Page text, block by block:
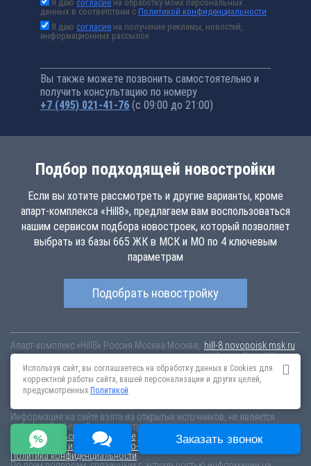
Я даюсогласие на обработку моих персональных
данных в соответствии сПолитикой конфиденциальности
Я даюсогласие на получение рекламы, новостей,
информационных рассылок
Вы также можете позвонить самостоятельно и
получить консультацию по номеру
+7 (495) 021-41-76 (с 09:00 до 21:00)
Подбор подходящей новостройки
Если вы хотите рассмотреть и другие варианты, кроме
апарт-комплекса «Hill8», предлагаем вам воспользоваться
нашим сервисом подбора новостроек, который позволяет
выбрать из базы 665 ЖК в МСК и МО по 4 ключевым
параметрам
Подобрать новостройку
Апарт-комплекс «Hill8» Россия Москва Москва,
hill-8.novopoisk.msk.ru
Купить апартаменты в новом апарт-комплексе «Hill8» от «Сити-XXI век»
в Останкинском районе. Апартаменты различных планировок от 12
млн рублей!
Информация на сайте взята из открытых источников, не является
публичной офертой и распространяется для ознакомления.
Пользовательское соглашение
Соглашение о размещении
Пояснение об информационно-рекламном характере сведений
Политика конфиденциальности
Используя сайт, вы соглашаетесь на обработку данных в Cookies для
корректной работы сайта, вашей персонализации и других целей,
предусмотренных Политикой
Заказать звонок